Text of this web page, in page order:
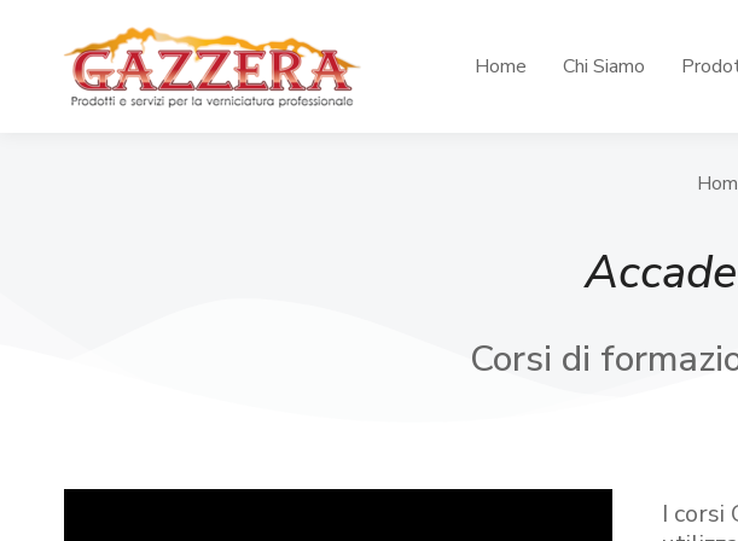
Home Chi Siamo
Corsi di
I corsi